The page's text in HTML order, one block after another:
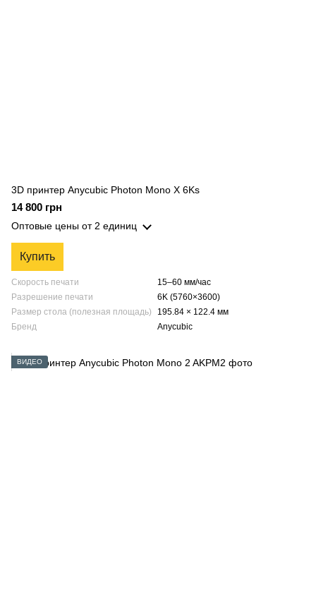
3D принтер Anycubic Photon Mono X 6Ks
14 800 грн
Оптовые цены от 2 единиц
Купить
Скорость печати
15–60 мм/час
Разрешение печати
6K (5760×3600)
Размер стола (полезная площадь)
195.84 × 122.4 мм
Бренд
Anycubic
ВИДЕО